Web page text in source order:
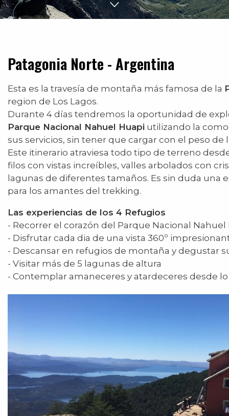
Patagonia Norte - Argentina
Esta es la travesía de montaña más famosa de la
region de Los Lagos.
Durante 4 días tendremos la oportunidad de
Parque Nacional Nahuel Huapi utilizando la
sus servicios, sin tener que cargar con el peso
Este itinerario atraviesa todo tipo de terreno
filos con vistas increíbles, valles arbolados con
lagunas de diferentes tamaños. Es sin duda una
para los amantes del trekking.
Las experiencias de los 4 Refugios
- Recorrer el corazón del Parque Nacional
- Disfrutar cada dia de una vista 360º
- Descansar en refugios de montaña y degustar
- Visitar más de 5 lagunas de altura
- Contemplar amaneceres y atardeceres desde